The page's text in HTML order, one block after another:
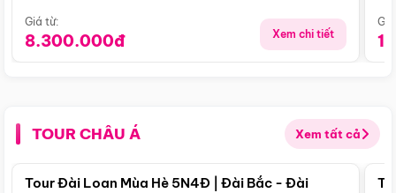
Giá từ:
8.300.000đ Xem chi tiết
TOUR CHÂU Á Xem tất cả
Điểm nổi bật
Tour Đài Loan Mùa Hè 5N4Đ | Đài Bắc - Đài